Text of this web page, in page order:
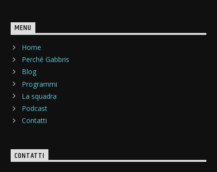
MENU
Home
Perché Gabbris
Blog
Programmi
La squadra
Podcast
Contatti
CONTATTI